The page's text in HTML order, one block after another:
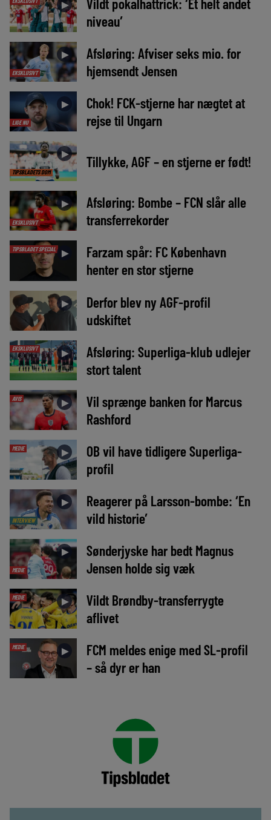
►
niveau’
EKSKLUSIVT
►
Afsløring: Afviser seks mio. for
hjemsendt Jensen
LIGE NU
►
Chok! FCK-stjerne har nægtet at
rejse til Ungarn
TIPSBLADETS DOM
► Tillykke, AGF – en stjerne er født!
EKSKLUSIVT
►
Afsløring: Bombe – FCN slår alle
transferrekorder
TIPSBLADET SPECIAL ►
Farzam spår: FC København
henter en stor stjerne
►
Derfor blev ny AGF-profil
udskiftet
EKSKLUSIVT ►
Afsløring: Superliga-klub udlejer
stort talent
AVIS ►
Vil sprænge banken for Marcus
Rashford
MEDIE ►
OB vil have tidligere Superliga-
profil
INTERVIEW
►
Reagerer på Larsson-bombe: ‘En
vild historie’
MEDIE
►
Sønderjyske har bedt Magnus
Jensen holde sig væk
MEDIE ►
Vildt Brøndby-transferrygte
aflivet
MEDIE ►
FCM meldes enige med SL-profil
– så dyr er han